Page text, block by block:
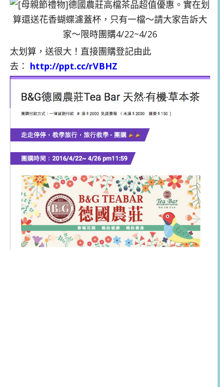
太划算，送很大！直接團購登記由此
去： http://ppt.cc/rVBHZ